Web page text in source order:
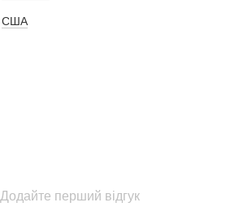
США
Додайте перший відгук